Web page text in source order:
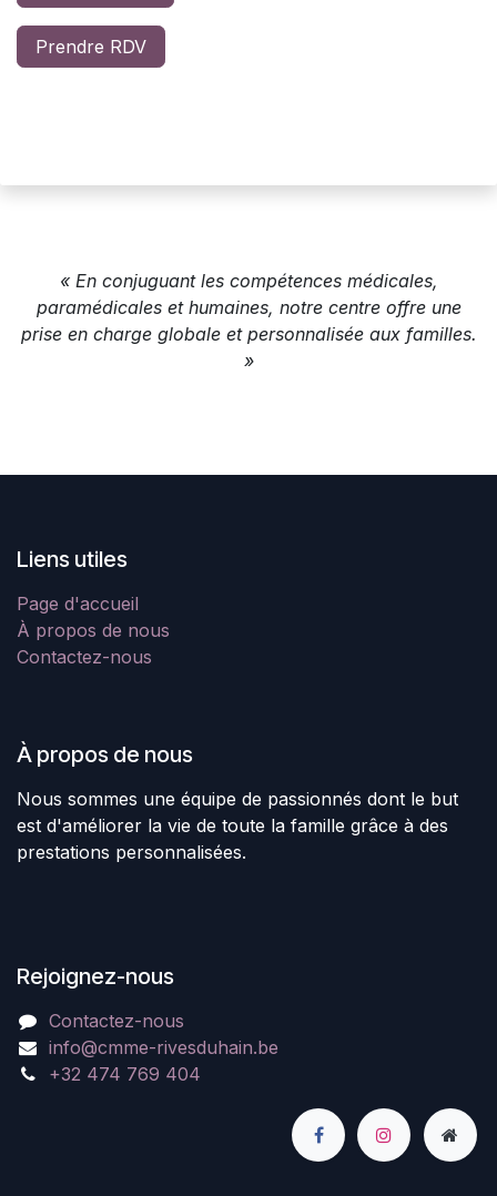
Prendre RDV
« En conjuguant les compétences médicales,
paramédicales et humaines, notre centre offre une
prise en charge globale et personnalisée aux familles.
»
Liens utiles
Page d'accueil
À propos de nous
Contactez-nous
À propos de nous
Nous sommes une équipe de passionnés dont le but
est d'améliorer la vie de toute la famille grâce à des
prestations personnalisées.
Rejoignez-nous
Contactez-nous
info@cmme-rivesduhain.be
+32 474 769 404